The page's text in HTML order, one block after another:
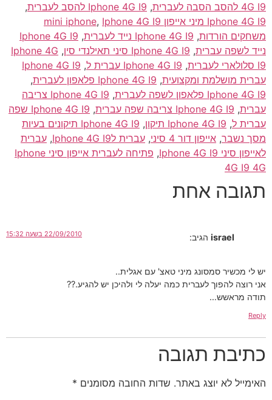
4G I9 להסב הסבה לעברית
, Iphone 4G I9 להסב לעברית
,
Iphone 4G I9 מיני אייפון mini iphone
, Iphone 4G I9
משחקים הורדות, Iphone 4G I9 נייד לעברית ,
Iphone 4G I9
נייד לשפה עברית, Iphone 4G I9 סיני תאילנדי סין ,
Iphone 4G
I9 סלולארי לעברית
, Iphone 4G I9 עברית ל ,
Iphone 4G I9
עברית מושלמת ומקצועית, Iphone 4G I9 פלאפון לעברית
,
Iphone 4G I9 פלאפון לשפה לעברית
,
Iphone 4G I9 צריבה
עברית, Iphone 4G I9 צריבה שפה עברית ,
Iphone 4G I9 שפה
עברית ל, Iphone 4G I9 תיקון ,
Iphone 4G I9 תיקונים בעיות
מסך נשבר, אייפון דור 4 סיני , עברית לIphone 4G I9 , עברית
לאייפון סיני Iphone 4G I9
,
פתיחה לעברית אייפון סיני Iphone
4G I9 4G
תגובה אחת
israel הגיב: 22/09/2010 בשעה 15:32
יש לי מכשיר סמסונג מיני טאצ' עם אגלית..
אני רוצה להפוך לעברית כמה יעלה לי ולהיכן יש להגיע.??
תודה מראשש…
Reply
כתיבת תגובה
האימייל לא יוצג באתר. שדות החובה מסומנים *